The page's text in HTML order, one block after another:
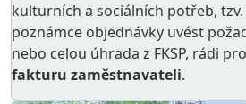
kulturních a sociálních potřeb,
poznámce objednávky uvést
nebo celou úhrada z FKSP, rádi
fakturu zaměstnavateli.